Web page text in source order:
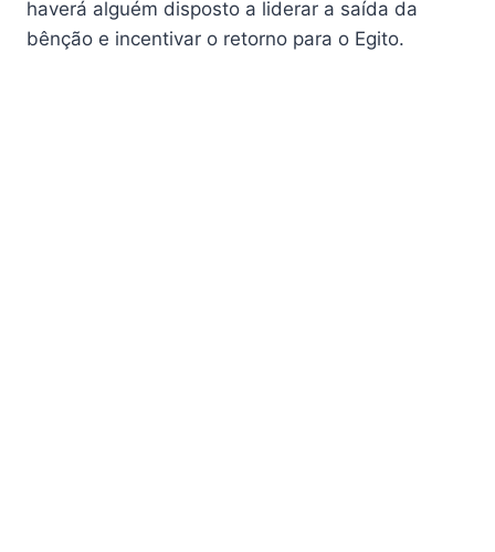
haverá alguém disposto a liderar a saída da
bênção e incentivar o retorno para o Egito.